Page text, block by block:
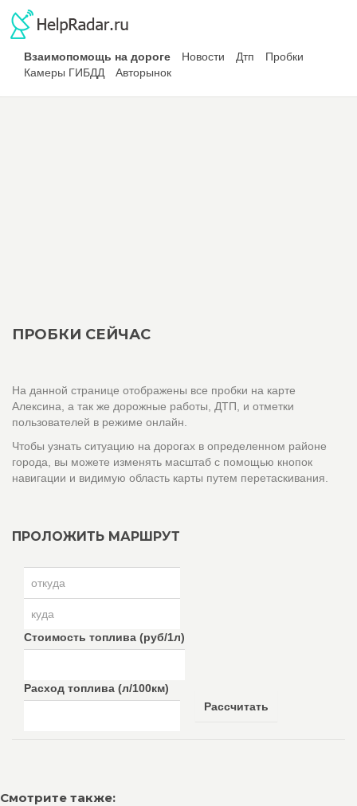
Взаимопомощь на дороге Новости Дтп
Пробки
Камеры ГИБДД
Авторынок
ПРОБКИ СЕЙЧАС
На данной странице отображены все пробки на карте
Алексина, а так же дорожные работы, ДТП, и отметки
пользователей в режиме онлайн.
Чтобы узнать ситуацию на дорогах в определенном районе
города, вы можете изменять масштаб с помощью кнопок
навигации и видимую область карты путем перетаскивания.
ПРОЛОЖИТЬ МАРШРУТ
Стоимость топлива (руб/1л)
Расход топлива (л/100км)
Рассчитать
Смотрите также: